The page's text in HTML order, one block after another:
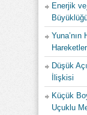
Enerjik
Düşük
İlişkisi
Küçük
Uçuklu